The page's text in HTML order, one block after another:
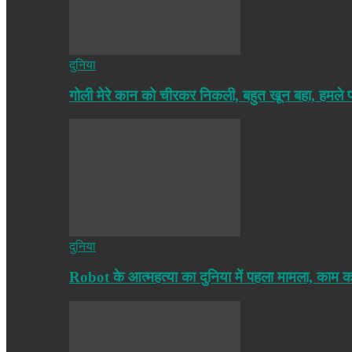
दुनिया
गोली मेरे कान को चीरकर निकली, बहुत खून बहा, हमले
दुनिया
Robot के आत्महत्या का दुनिया में पहला मामला, काम